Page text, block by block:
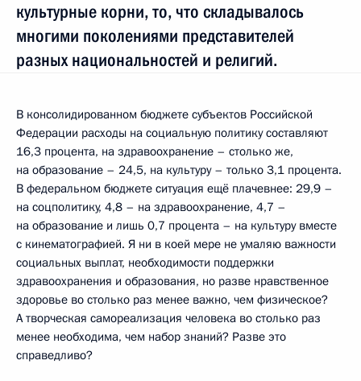
культурные корни, то, что складывалось
многими поколениями представителей
разных национальностей и религий.
В консолидированном бюджете субъектов Российской
Федерации расходы на социальную политику составляют
16,3 процента, на здравоохранение – столько же,
на образование – 24,5, на культуру – только 3,1 процента.
В федеральном бюджете ситуация ещё плачевнее: 29,9 –
на соцполитику, 4,8 – на здравоохранение, 4,7 –
на образование и лишь 0,7 процента – на культуру вместе
с кинематографией. Я ни в коей мере не умаляю важности
социальных выплат, необходимости поддержки
здравоохранения и образования, но разве нравственное
здоровье во столько раз менее важно, чем физическое?
А творческая самореализация человека во столько раз
менее необходима, чем набор знаний? Разве это
справедливо?